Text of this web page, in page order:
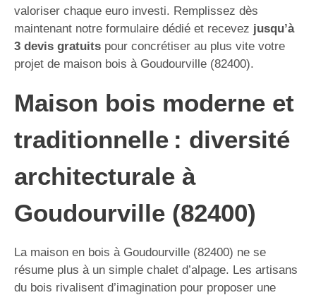
valoriser chaque euro investi. Remplissez dès
maintenant notre formulaire dédié et recevez jusqu’à
3 devis gratuits pour concrétiser au plus vite votre
projet de maison bois à Goudourville (82400).
Maison bois moderne et
traditionnelle : diversité
architecturale à
Goudourville (82400)
La maison en bois à Goudourville (82400) ne se
résume plus à un simple chalet d’alpage. Les artisans
du bois rivalisent d’imagination pour proposer une